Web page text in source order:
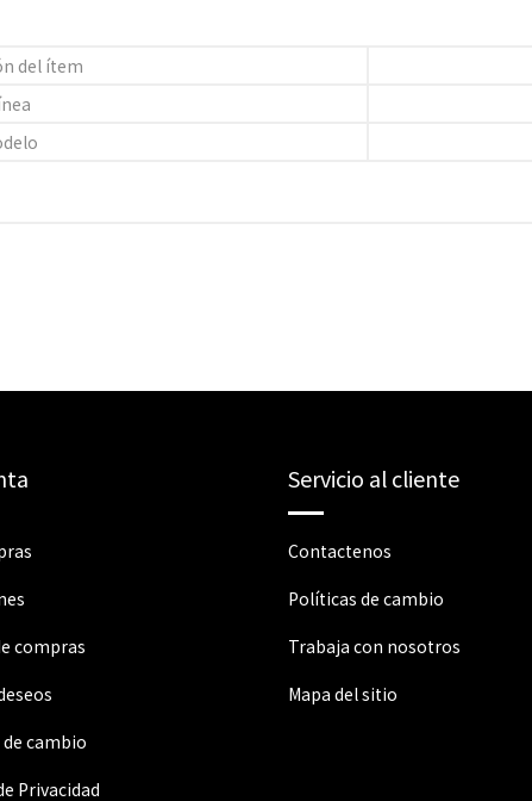
del ítem
compras
cambio
Privacidad
Servicio al cliente
Contactenos
Políticas de cambio
Trabaja con nosotros
Mapa del sitio